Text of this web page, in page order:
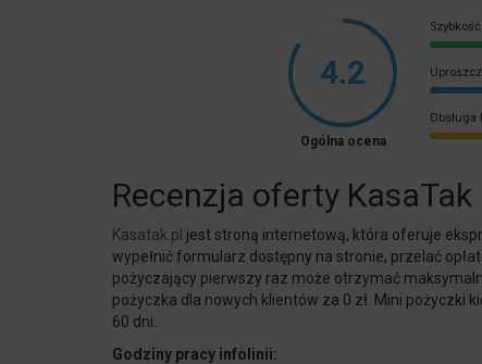
4.2
Ogólna ocena
Obsługa
Recenzja oferty KasaTak
Kasatak .pl jest stroną internetową, która oferuje
wypełnić formularz dostępny na stronie, przelać
pożyczający pierwszy raz może otrzymać
pożyczka dla nowych klientów za 0 zł. Mini pożyczki
60 dni.
Godziny pracy infolinii: